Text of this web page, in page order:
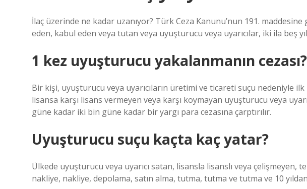
İlaç üzerinde ne kadar uzanıyor? Türk Ceza Kanunu’nun 191. maddesine
eden, kabul eden veya tutan veya uyuşturucu veya uyarıcılar, iki ila beş
1 kez uyuşturucu yakalanmanın cezası?
Bir kişi, uyuşturucu veya uyarıcıların üretimi ve ticareti suçu nedeniyle ilk
lisansa karşı lisans vermeyen veya karşı koymayan uyuşturucu veya
güne kadar iki bin güne kadar bir yargı para cezasına çarptırılır.
Uyuşturucu suçu kaçta kaç yatar?
Ülkede uyuşturucu veya uyarıcı satan, lisansla lisanslı veya
nakliye, nakliye, depolama, satın alma, tutma, tutma ve tutma ve 10